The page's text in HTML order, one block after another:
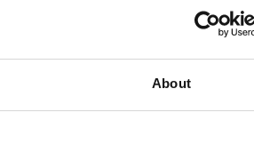
About